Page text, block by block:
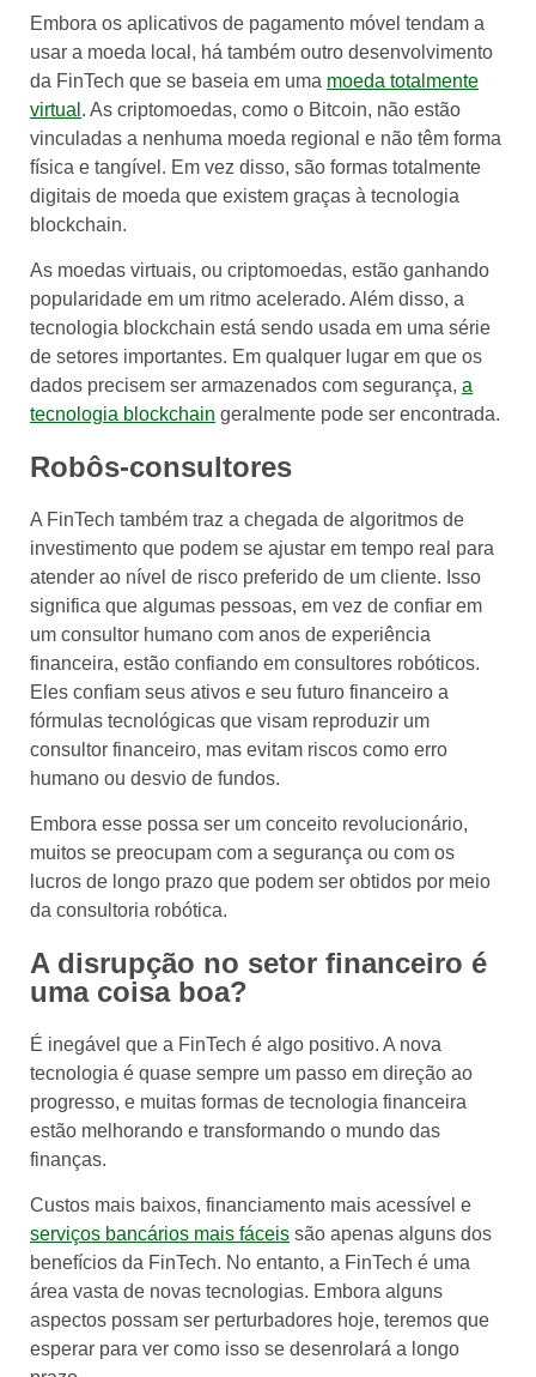
Embora os aplicativos de pagamento móvel tendam a
usar a moeda local, há também outro desenvolvimento
da FinTech que se baseia em uma moeda totalmente
virtual . As criptomoedas, como o Bitcoin, não estão
vinculadas a nenhuma moeda regional e não têm forma
física e tangível. Em vez disso, são formas totalmente
digitais de moeda que existem graças à tecnologia
blockchain.
As moedas virtuais, ou criptomoedas, estão ganhando
popularidade em um ritmo acelerado. Além disso, a
tecnologia blockchain está sendo usada em uma série
de setores importantes. Em qualquer lugar em que os
dados precisem ser armazenados com segurança, a
tecnologia blockchain geralmente pode ser encontrada.
Robôs-consultores
A FinTech também traz a chegada de algoritmos de
investimento que podem se ajustar em tempo real para
atender ao nível de risco preferido de um cliente. Isso
significa que algumas pessoas, em vez de confiar em
um consultor humano com anos de experiência
financeira, estão confiando em consultores robóticos.
Eles confiam seus ativos e seu futuro financeiro a
fórmulas tecnológicas que visam reproduzir um
consultor financeiro, mas evitam riscos como erro
humano ou desvio de fundos.
Embora esse possa ser um conceito revolucionário,
muitos se preocupam com a segurança ou com os
lucros de longo prazo que podem ser obtidos por meio
da consultoria robótica.
A disrupção no setor financeiro é
uma coisa boa?
É inegável que a FinTech é algo positivo. A nova
tecnologia é quase sempre um passo em direção ao
progresso, e muitas formas de tecnologia financeira
estão melhorando e transformando o mundo das
finanças.
Custos mais baixos, financiamento mais acessível e
serviços bancários mais fáceis são apenas alguns dos
benefícios da FinTech. No entanto, a FinTech é uma
área vasta de novas tecnologias. Embora alguns
aspectos possam ser perturbadores hoje, teremos que
esperar para ver como isso se desenrolará a longo